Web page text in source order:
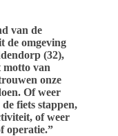
van de
de omgeving
(32),
motto van
onze
Of weer
fiets stappen,
of weer
operatie.”